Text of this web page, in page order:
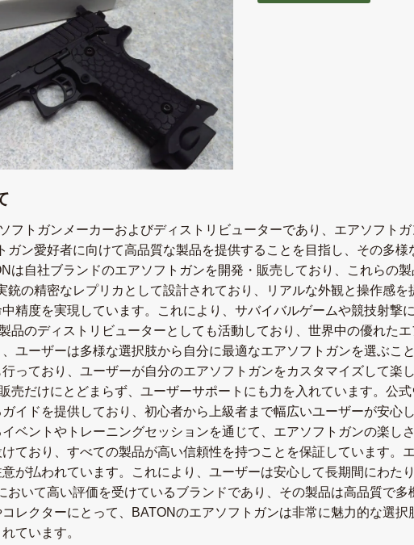
フトガンメーカーおよびディストリビューターであり、エアソフト
ガン愛好者に向けて高品質な製品を提供することを目指し、その多
は自社ブランドのエアソフトガンを開発・販売しており、これらの
銃の精密なレプリカとして設計されており、リアルな外観と操作感
精度を実現しています。これにより、サバイバルゲームや競技射撃
品のディストリビューターとしても活動しており、世界中の優れた
ユーザーは多様な選択肢から自分に最適なエアソフトガンを選ぶこ
っており、ユーザーが自分のエアソフトガンをカスタマイズして楽
売だけにとどまらず、ユーザーサポートにも力を入れています。公
イドを提供しており、初心者から上級者まで幅広いユーザーが安心
ベントやトレーニングセッションを通じて、エアソフトガンの楽し
ており、すべての製品が高い信頼性を持つことを保証しています。
が払われています。これにより、ユーザーは安心して長期間にわた
おいて高い評価を受けているブランドであり、その製品は高品質で
レクターにとって、BATONのエアソフトガンは非常に魅力的な選
ています。